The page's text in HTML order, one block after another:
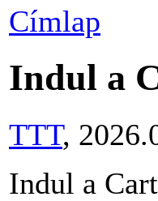
Címlap
Indul a
TTT,
Indul a